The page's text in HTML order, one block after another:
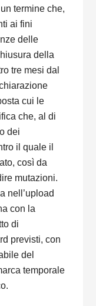
termine che,
ai fini
delle
della
tre mesi dal
cui le
che, al di
dei
il quale il
così da
mutazioni.
nell’upload
con la
di
previsti, con
del
temporale